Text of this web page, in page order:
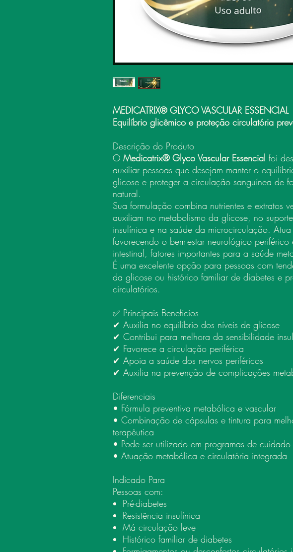
MEDICATRIX® GLYCO VASCULAR ESSENCIAL
Equilíbrio glicêmico e proteção circulatória
Descrição do Produto
O Medicatrix® Glyco Vascular Essencial foi
auxiliar pessoas que desejam manter o
glicose e proteger a circulação sanguínea de
natural.
Sua formulação combina nutrientes e extratos
auxiliam no metabolismo da glicose, no
insulínica e na saúde da microcirculação. Atua
favorecendo o bem-estar neurológico
intestinal, fatores importantes para a saúde
É uma excelente opção para pessoas com
da glicose ou histórico familiar de diabetes e
circulatórios.
✅ Principais Benefícios
✔ Auxilia no equilíbrio dos níveis de glicose
✔ Contribui para melhora da sensibilidade
✔ Favorece a circulação periférica
✔ Apoia a saúde dos nervos periféricos
✔ Auxilia na prevenção de complicações
Diferenciais
• Fórmula preventiva metabólica e vascular
• Combinação de cápsulas e tintura para
terapêutica
• Pode ser utilizado em programas de
• Atuação metabólica e circulatória integrada
Indicado Para
Pessoas com:
Pré-diabetes
Resistência insulínica
Má circulação leve
Histórico familiar de diabetes